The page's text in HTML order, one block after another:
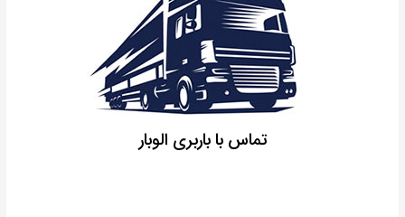
تماس با باربری الوبار